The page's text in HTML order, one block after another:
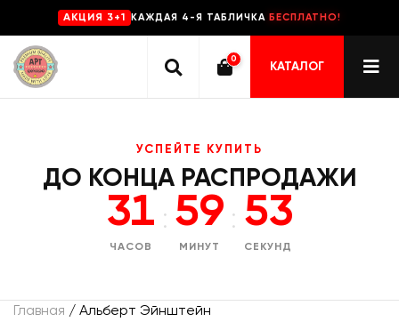
AKЦИЯ 3+1 КАЖДАЯ 4-Я ТАБЛИЧКА БЕСПЛАТНО!
0
КАТАЛОГ
УСПЕЙТЕ КУПИТЬ
ДО КОНЦА РАСПРОДАЖИ
31
ЧАСОВ
: 59
МИНУТ
: 53
СЕКУНД
Главная / Альберт Эйнштейн